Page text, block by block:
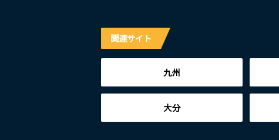
関連サイト
九州
大分